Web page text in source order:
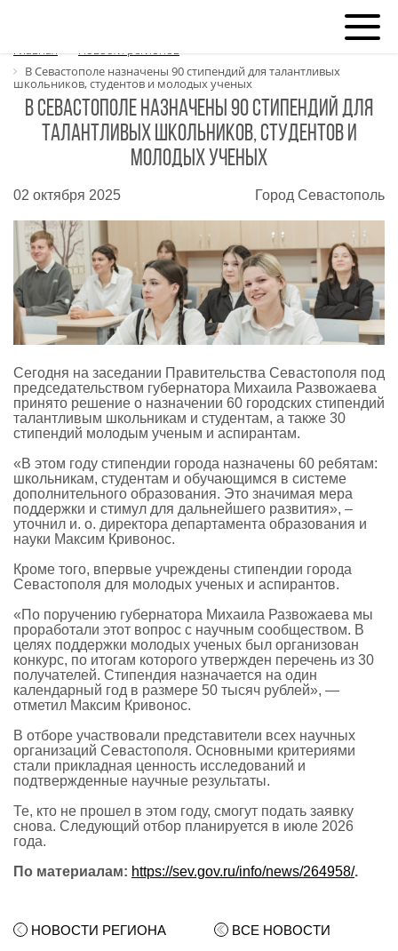
Главная
Новости регионов
В Севастополе назначены 90 стипендий для талантливых
школьников, студентов и молодых ученых
В Севастополе назначены 90 стипендий для
талантливых школьников, студентов и
молодых ученых
02 октября 2025 Город Севастополь
Сегодня на заседании Правительства Севастополя под
председательством губернатора Михаила Развожаева
принято решение о назначении 60 городских стипендий
талантливым школьникам и студентам, а также 30
стипендий молодым ученым и аспирантам.
«В этом году стипендии города назначены 60 ребятам:
школьникам, студентам и обучающимся в системе
дополнительного образования. Это значимая мера
поддержки и стимул для дальнейшего развития», –
уточнил и. о. директора департамента образования и
науки Максим Кривонос.
Кроме того, впервые учреждены стипендии города
Севастополя для молодых ученых и аспирантов.
«По поручению губернатора Михаила Развожаева мы
проработали этот вопрос с научным сообществом. В
целях поддержки молодых ученых был организован
конкурс, по итогам которого утвержден перечень из 30
получателей. Стипендия назначается на один
календарный год в размере 50 тысяч рублей», —
отметил Максим Кривонос.
В отборе участвовали представители всех научных
организаций Севастополя. Основными критериями
стали прикладная ценность исследований и
подтвержденные научные результаты.
Те, кто не прошел в этом году, смогут подать заявку
снова. Следующий отбор планируется в июле 2026
года.
По материалам: https://sev.gov.ru/info/news/264958/.
НОВОСТИ РЕГИОНА ВСЕ НОВОСТИ